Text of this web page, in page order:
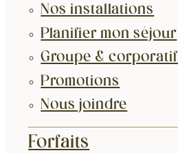
Nos installations
Planifier mon séjour
Groupe & corporatif
Promotions
Nous joindre
Forfaits